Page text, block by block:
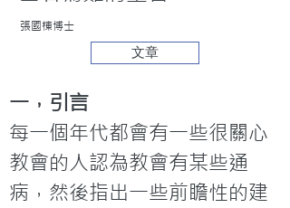
張國棟博士
文章
一，引言
每一個年代都會有一些很關心
教會的人認為教會有某些通
病，然後指出一些前瞻性的建